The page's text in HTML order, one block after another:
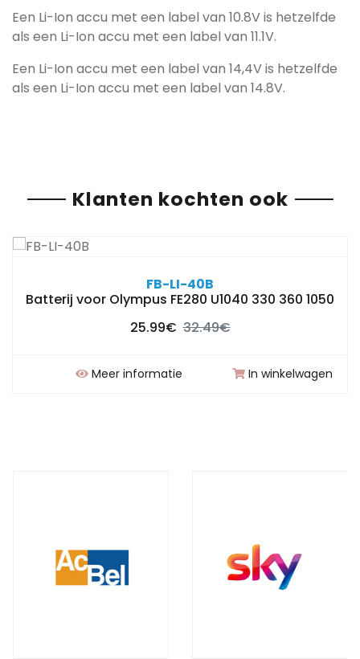
Een Li-Ion accu met een label van 10.8V is hetzelfde
als een Li-Ion accu met een label van 11.1V.
Een Li-Ion accu met een label van 14,4V is hetzelfde
als een Li-Ion accu met een label van 14.8V.
Klanten kochten ook
FB-LI-40B
Batterij voor Olympus FE280 U1040 330 360 1050
25.99€ 32.49€
Meer informatie In winkelwagen